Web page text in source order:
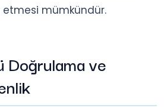
mümkündür.
ve